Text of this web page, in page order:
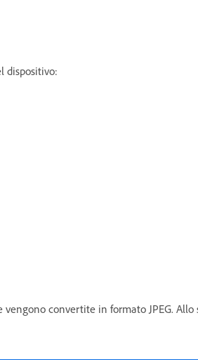
dispositivo:
convertite in formato JPEG. Allo